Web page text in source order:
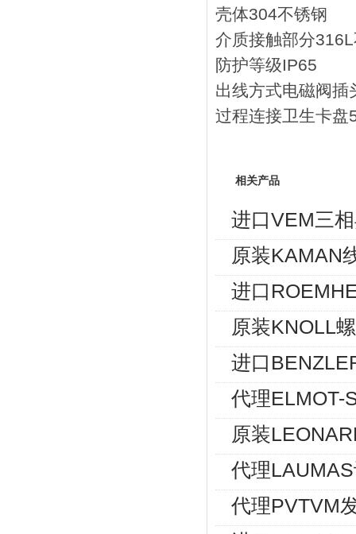
壳体304不锈钢
介质接触部分
防护等级IP65
出线方式电磁阀插
过程连接卫生卡盘
相关产品
进口VEM三
原装KAMAN
进口
原装KNOLL
进口
代理ELMOT-
原装
代理
代理PVTVM